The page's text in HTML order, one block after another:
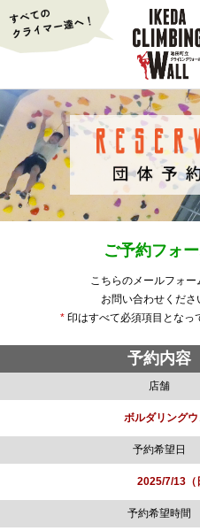
ご予約フォ
こちらのメールフォー
お問い合わせくださ
* 印はすべて必須項目となっ
予約内容
店舗
ボルダリング
予約希望日
2025/7/13（
予約希望時間